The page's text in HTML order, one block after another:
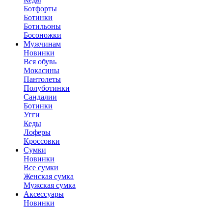
Ботфорты
Ботинки
Ботильоны
Босоножки
Мужчинам
Новинки
Вся обувь
Мокасины
Пантолеты
Полуботинки
Сандалии
Ботинки
Угги
Кеды
Лоферы
Кроссовки
Сумки
Новинки
Все сумки
Женская сумка
Мужская сумка
Аксессуары
Новинки